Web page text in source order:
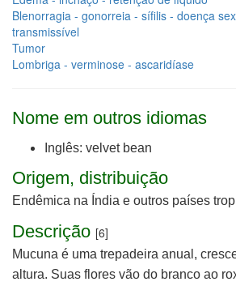
Blenorragia - gonorreia - sífilis - doença
transmissível
Tumor
Lombriga - verminose - ascaridíase
Nome em outros idiomas
Inglês: velvet bean
Origem, distribuição
Endêmica na Índia e outros países
Descrição [6]
Mucuna é uma trepadeira anual,
altura. Suas flores vão do branco ao